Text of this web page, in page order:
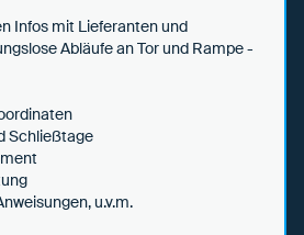
Infos mit Lieferanten und
Abläufe an Tor und Rampe -
Schließtage
u.v.m.